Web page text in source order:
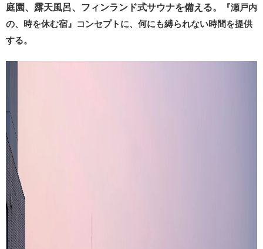
庭園、露天風呂、フィンランド式サウナを備える。
『瀬戸内
の、時を休む宿』コンセプトに、何にも縛られない時間を提供
する。